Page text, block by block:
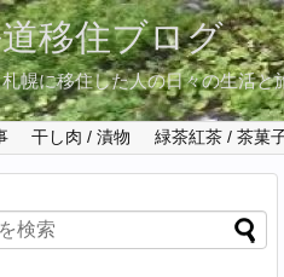
移住ブログ
幌に移住した人の日々の生活と
干し肉 / 漬物 緑茶紅茶 / 茶菓